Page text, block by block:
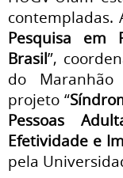
contempladas.
Pesquisa em
Brasil”,
do
projeto “
Pessoas
Efetividade e
pela